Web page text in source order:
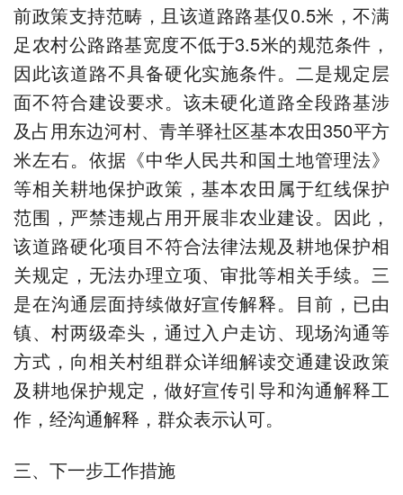
前政策支持范畴，且该道路路基仅0.5米，不满
足农村公路路基宽度不低于3.5米的规范条件，
因此该道路不具备硬化实施条件。二是规定层
面不符合建设要求。该未硬化道路全段路基涉
及占用东边河村、青羊驿社区基本农田350平方
米左右。依据《中华人民共和国土地管理法》
等相关耕地保护政策，基本农田属于红线保护
范围，严禁违规占用开展非农业建设。因此，
该道路硬化项目不符合法律法规及耕地保护相
关规定，无法办理立项、审批等相关手续。三
是在沟通层面持续做好宣传解释。目前，已由
镇、村两级牵头，通过入户走访、现场沟通等
方式，向相关村组群众详细解读交通建设政策
及耕地保护规定，做好宣传引导和沟通解释工
作，经沟通解释，群众表示认可。
三、下一步工作措施